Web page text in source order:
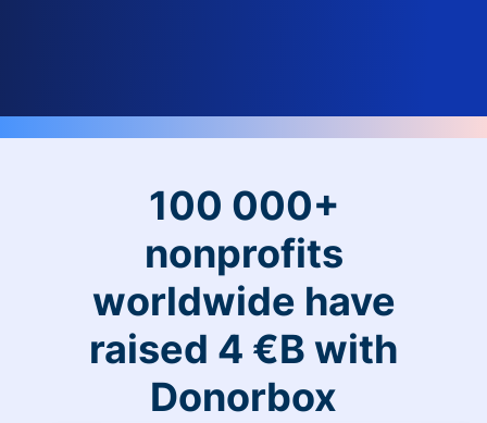
100 000+
nonprofits
worldwide have
raised 4 €B with
Donorbox